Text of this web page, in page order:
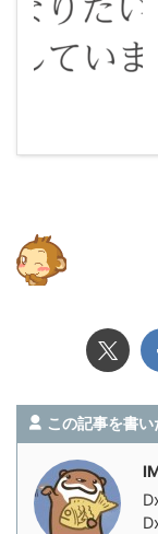
この記事を書い